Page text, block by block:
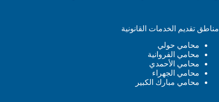
مناطق تقديم الخدمات القانونية
محامي حولي
محامي الفروانية
محامي الأحمدي
محامي الجهراء
محامي مبارك الكبير